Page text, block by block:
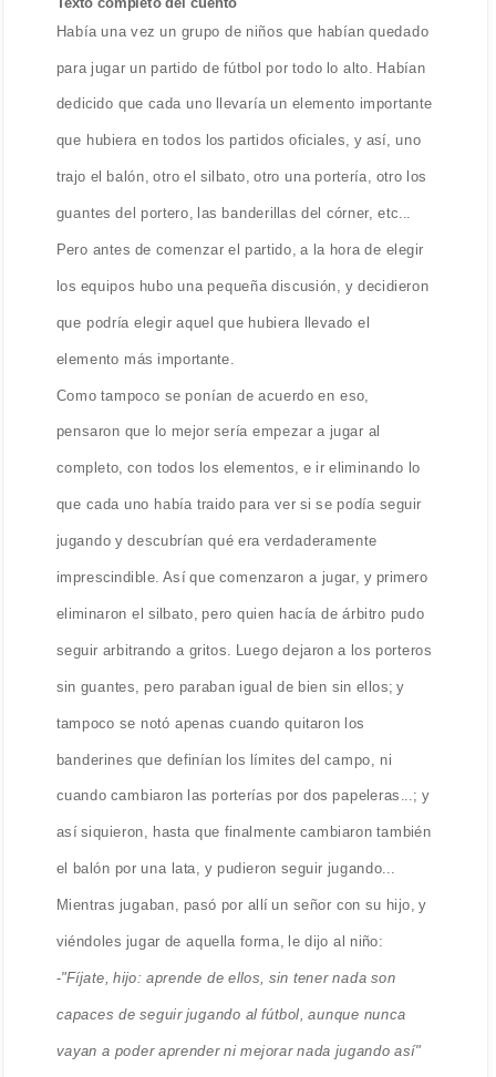
Texto completo del cuento
Había una vez un grupo de niños que habían quedado
para jugar un partido de fútbol por todo lo alto. Habían
dedicido que cada uno llevaría un elemento importante
que hubiera en todos los partidos oficiales, y así, uno
trajo el balón, otro el silbato, otro una portería, otro los
guantes del portero, las banderillas del córner, etc...
Pero antes de comenzar el partido, a la hora de elegir
los equipos hubo una pequeña discusión, y decidieron
que podría elegir aquel que hubiera llevado el
elemento más importante.
Como tampoco se ponían de acuerdo en eso,
pensaron que lo mejor sería empezar a jugar al
completo, con todos los elementos, e ir eliminando lo
que cada uno había traido para ver si se podía seguir
jugando y descubrían qué era verdaderamente
imprescindible. Así que comenzaron a jugar, y primero
eliminaron el silbato, pero quien hacía de árbitro pudo
seguir arbitrando a gritos. Luego dejaron a los porteros
sin guantes, pero paraban igual de bien sin ellos; y
tampoco se notó apenas cuando quitaron los
banderines que definían los límites del campo, ni
cuando cambiaron las porterías por dos papeleras...; y
así siquieron, hasta que finalmente cambiaron también
el balón por una lata, y pudieron seguir jugando...
Mientras jugaban, pasó por allí un señor con su hijo, y
viéndoles jugar de aquella forma, le dijo al niño:
-"Fíjate, hijo: aprende de ellos, sin tener nada son
capaces de seguir jugando al fútbol, aunque nunca
vayan a poder aprender ni mejorar nada jugando así"